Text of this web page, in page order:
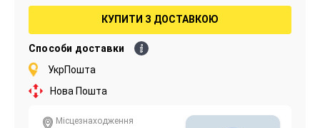
КУПИТИ З ДОСТАВКОЮ
Способи доставки
УкрПошта
Нова Пошта
Місцезнаходження